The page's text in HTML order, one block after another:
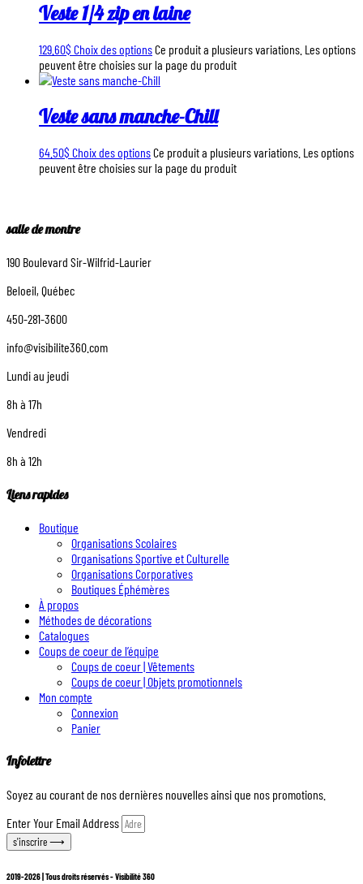
Veste 1/4 zip en laine
129.60$ Choix des optionsCe produit a plusieurs variations. Les options
peuvent être choisies sur la page du produit
Veste sans manche-Chill
64.50$ Choix des optionsCe produit a plusieurs variations. Les options
peuvent être choisies sur la page du produit
salle de montre
190 Boulevard Sir-Wilfrid-Laurier
Beloeil, Québec
450-281-3600
info@visibilite360.com
Lundi au jeudi
8h à 17h
Vendredi
8h à 12h
Liens rapides
Boutique
Organisations Scolaires
Organisations Sportive et Culturelle
Organisations Corporatives
Boutiques Éphémères
À propos
Méthodes de décorations
Catalogues
Coups de coeur de l’équipe
Coups de coeur | Vêtements
Coups de coeur | Objets promotionnels
Mon compte
Connexion
Panier
Infolettre
Soyez au courant de nos dernières nouvelles ainsi que nos promotions.
Enter Your Email Address
s'inscrire ⟶
2019-2026 | Tous droits réservés - Visibilité 360